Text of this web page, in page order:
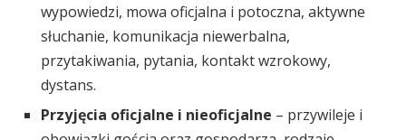
wypowiedzi, mowa oficjalna i potoczna, aktywne
słuchanie, komunikacja niewerbalna,
przytakiwania, pytania, kontakt wzrokowy,
dystans.
Przyjęcia oficjalne i nieoficjalne – przywileje i